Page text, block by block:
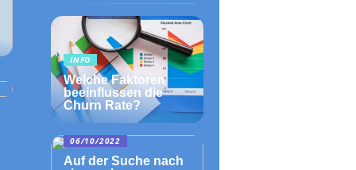
INFO
Welche Faktoren
beeinflussen die
Churn Rate?
06/10/2022
Auf der Suche nach